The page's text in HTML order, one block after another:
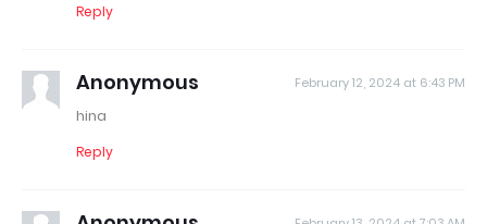
Reply
Anonymous February 12, 2024 at 6:43 PM
hina
Reply